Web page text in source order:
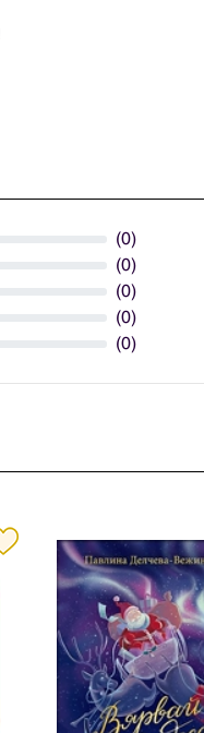
(0)
(0)
(0)
(0)
(0)